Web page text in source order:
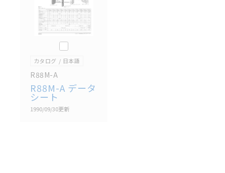
このカタログを選択
カタログ 日本語
R88M-A
R88M-A データ
シート
1990/09/30更新